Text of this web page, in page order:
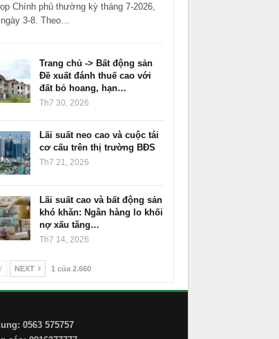
Chính phủ thường kỳ tháng 7-2026,
3-8. Theo…
Trang chủ -> Bất động sản
Đề xuất đánh thuế cao với
đất bỏ hoang, hạn…
Th7 30, 2026
Lãi suất neo cao và cuộc tái
cơ cấu trên thị trường BĐS
Th7 21, 2026
Lãi suất cao và bất động sản
khó khăn: Ngân hàng lo khối
nợ xấu tăng…
Th7 14, 2026
NEXT 1 của 2.660
0563 575757